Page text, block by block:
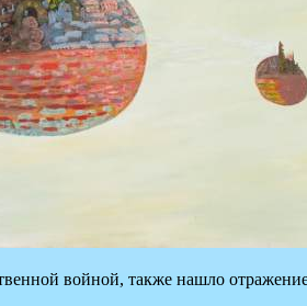
войной, также нашло